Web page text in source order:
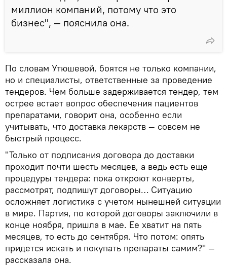
миллион компаний, потому что это
бизнес", — пояснила она.
По словам Утюшевой, боятся не только компании,
но и специалисты, ответственные за проведение
тендеров. Чем больше задерживается тендер, тем
острее встает вопрос обеспечения пациентов
препаратами, говорит она, особенно если
учитывать, что доставка лекарств — совсем не
быстрый процесс.
"Только от подписания договора до доставки
проходит почти шесть месяцев, а ведь есть еще
процедуры тендера: пока откроют конверты,
рассмотрят, подпишут договоры… Ситуацию
осложняет логистика с учетом нынешней ситуации
в мире. Партия, по которой договоры заключили в
конце ноября, пришла в мае. Ее хватит на пять
месяцев, то есть до сентября. Что потом: опять
придется искать и покупать препараты самим?" —
рассказала она.